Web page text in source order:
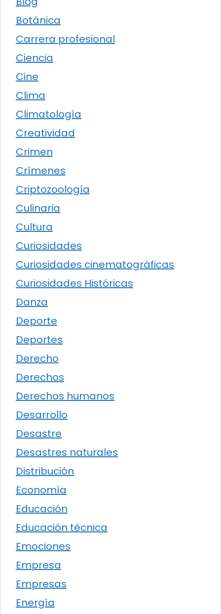
Botánica
Carrera profesional
Ciencia
Cine
Clima
Climatología
Creatividad
Crimen
Crímenes
Criptozoología
Culinaria
Cultura
Curiosidades
Curiosidades cinematográficas
Curiosidades Históricas
Danza
Deporte
Deportes
Derecho
Derechos
Derechos humanos
Desarrollo
Desastre
Desastres naturales
Distribución
Economía
Educación
Educación técnica
Emociones
Empresa
Empresas
Energía